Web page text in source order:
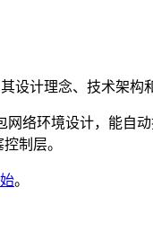
设计理念、技术架构
网络环境设计，能
制层。
。